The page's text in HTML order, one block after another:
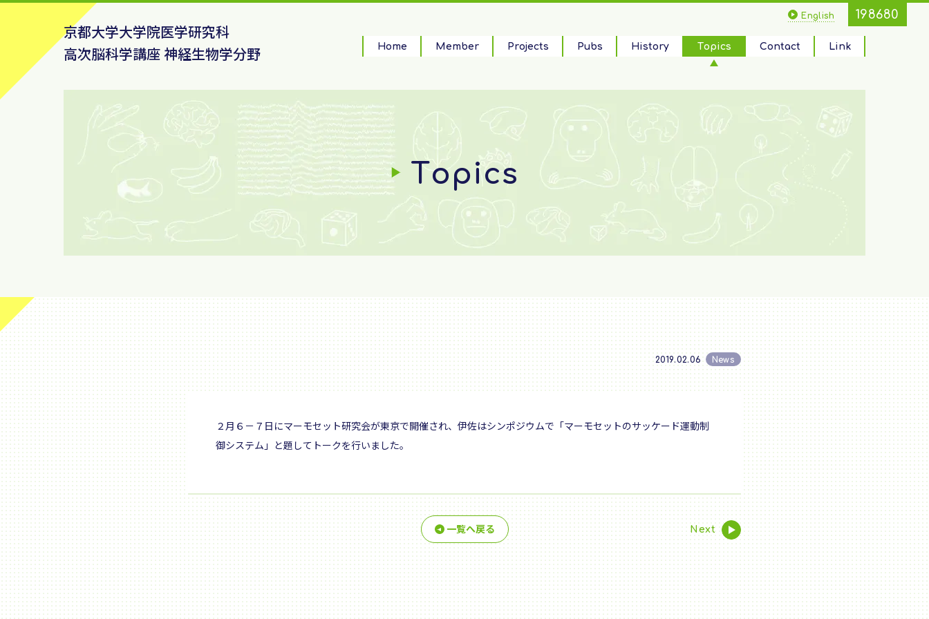
京都大学大学院医学研究科
高次脳科学講座 神経生物学分野
Home Member Projects Pubs History Topics Contact Link
English 198680
Topics
2019.02.06 News
２月６－７日にマーモセット研究会が東京で開催され、伊佐はシンポジウムで「マーモセットのサッケード運動制
御システム」と題してトークを行いました。
一覧へ戻る Next